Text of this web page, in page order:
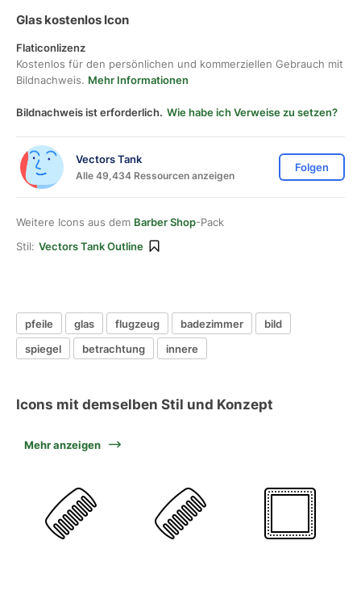
Glas kostenlos Icon
Flaticonlizenz
Kostenlos für den persönlichen und kommerziellen Gebrauch mit
Bildnachweis. Mehr Informationen
Bildnachweis ist erforderlich. Wie habe ich Verweise zu setzen?
Vectors Tank
Alle 49,434 Ressourcen anzeigen
Folgen
Weitere Icons aus dem Barber Shop-Pack
Stil: Vectors Tank Outline
pfeile glas flugzeug badezimmer
bild
spiegel
betrachtung innere
Icons mit demselben Stil und Konzept
Mehr anzeigen